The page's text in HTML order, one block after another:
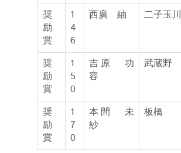
奨
励
賞
1
4
6
西廣 紬 二子玉川
奨
励
賞
1
5
0
吉原 功
容
武蔵野
奨
励
賞
1
7
0
本間 未
紗
板橋